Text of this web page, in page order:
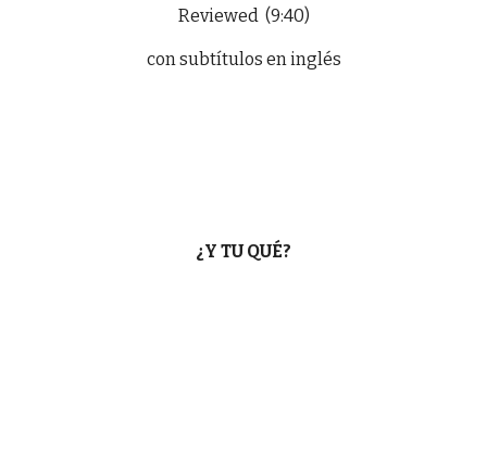
Reviewed (9:40)
con subtítulos en inglés
¿Y TU QUÉ?